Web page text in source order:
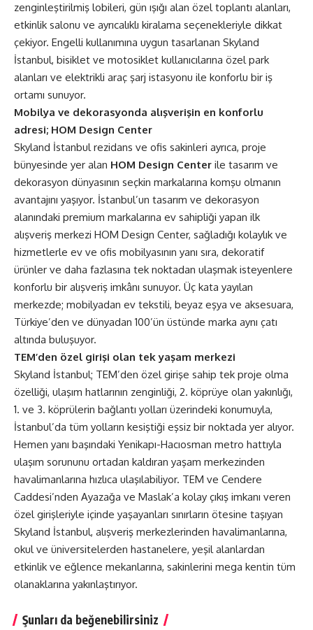
zenginleştirilmiş lobileri, gün ışığı alan özel toplantı alanları,
etkinlik salonu ve ayrıcalıklı kiralama seçenekleriyle dikkat
çekiyor. Engelli kullanımına uygun tasarlanan Skyland
İstanbul, bisiklet ve motosiklet kullanıcılarına özel park
alanları ve elektrikli araç şarj istasyonu ile konforlu bir iş
ortamı sunuyor.
Mobilya ve dekorasyonda alışverişin en konforlu
adresi; HOM Design Center
Skyland İstanbul rezidans ve ofis sakinleri ayrıca, proje
bünyesinde yer alan HOM Design Center ile tasarım ve
dekorasyon dünyasının seçkin markalarına komşu olmanın
avantajını yaşıyor. İstanbul’un tasarım ve dekorasyon
alanındaki premium markalarına ev sahipliği yapan ilk
alışveriş merkezi HOM Design Center, sağladığı kolaylık ve
hizmetlerle ev ve ofis mobilyasının yanı sıra, dekoratif
ürünler ve daha fazlasına tek noktadan ulaşmak isteyenlere
konforlu bir alışveriş imkânı sunuyor. Üç kata yayılan
merkezde; mobilyadan ev tekstili, beyaz eşya ve aksesuara,
Türkiye’den ve dünyadan 100’ün üstünde marka aynı çatı
altında buluşuyor.
TEM’den özel girişi olan tek yaşam merkezi
Skyland İstanbul; TEM’den özel girişe sahip tek proje olma
özelliği, ulaşım hatlarının zenginliği, 2. köprüye olan yakınlığı,
1. ve 3. köprülerin bağlantı yolları üzerindeki konumuyla,
İstanbul’da tüm yolların kesiştiği eşsiz bir noktada yer alıyor.
Hemen yanı başındaki Yenikapı-Hacıosman metro hattıyla
ulaşım sorununu ortadan kaldıran yaşam merkezinden
havalimanlarına hızlıca ulaşılabiliyor. TEM ve Cendere
Caddesi’nden Ayazağa ve Maslak’a kolay çıkış imkanı veren
özel girişleriyle içinde yaşayanları sınırların ötesine taşıyan
Skyland İstanbul, alışveriş merkezlerinden havalimanlarına,
okul ve üniversitelerden hastanelere, yeşil alanlardan
etkinlik ve eğlence mekanlarına, sakinlerini mega kentin tüm
olanaklarına yakınlaştırıyor.
Şunları da beğenebilirsiniz